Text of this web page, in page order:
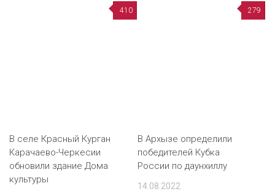
410
В селе Красный Курган
Карачаево-Черкесии
обновили здание Дома
культуры
279
В Архызе определили
победителей Кубка
России по даунхиллу
14.08.2022